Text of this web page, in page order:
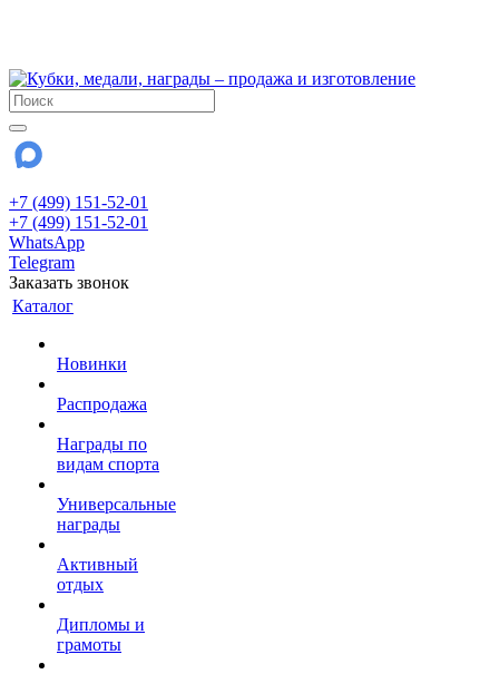
+7 (499) 151-52-01
+7 (499) 151-52-01
WhatsApp
Telegram
Заказать звонок
Каталог
Новинки
Распродажа
Награды по
видам спорта
Универсальные
награды
Активный
отдых
Дипломы и
грамоты